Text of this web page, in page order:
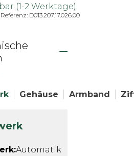
(1-2 Werktage)
Referenz: D013.207.17.026.00
Gehäuse Armband
Automatik